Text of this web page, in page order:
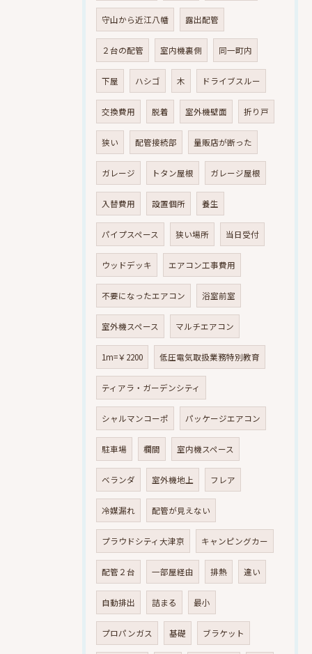
守山から近江八幡 露出配管
２台の配管 室内機裏側 同一町内
下屋 ハシゴ 木 ドライブスルー
交換費用 脱着 室外機壁面 折り戸
狭い 配管接続部 量販店が断った
ガレージ トタン屋根 ガレージ屋根
入替費用 設置個所 養生
パイプスペース 狭い場所 当日受付
ウッドデッキ エアコン工事費用
不要になったエアコン 浴室前室
室外機スペース マルチエアコン
1m=￥2200 低圧電気取扱業務特別教育
ティアラ・ガーデンシティ
シャルマンコーポ パッケージエアコン
駐車場 欄間 室内機スペース
ベランダ 室外機地上 フレア
冷媒漏れ 配管が見えない
プラウドシティ大津京 キャンピングカー
配管２台 一部屋経由 排熱 違い
自動排出 詰まる 最小
プロパンガス 基礎 ブラケット